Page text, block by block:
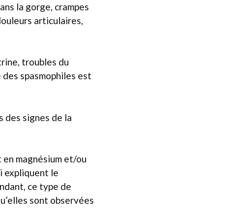
la gorge, crampes
articulaires,
troubles du
spasmophiles est
des signes de la
magnésium et/ou
expliquent le
ce type de
sont observées